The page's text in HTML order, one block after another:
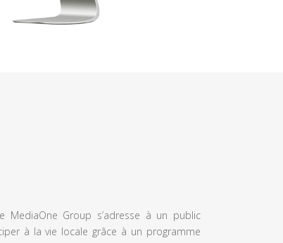
Group s’adresse à un public
à la vie locale grâce à un programme